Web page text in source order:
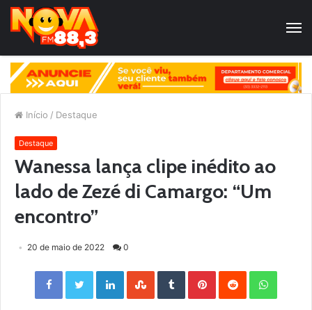
Início / Destaque
Destaque
Wanessa lança clipe inédito ao
lado de Zezé di Camargo: “Um
encontro”
20 de maio de 2022 0
Facebook Twitter LinkedIn StumbleUpon Tumblr Pinterest Reddit